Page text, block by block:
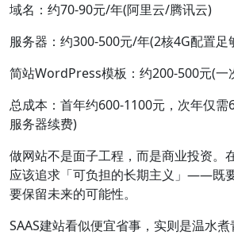
域名：约70-90元/年(阿里云/腾讯云)
服务器：约300-500元/年(2核4G配置足
简站WordPress模板：约200-500元(一
总成本：首年约600-1100元，次年仅需
服务器续费)
做网站不是面子工程，而是商业投资。
应该追求「可负担的长期主义」——既
要保留未来的可能性。
SAAS建站看似便宜省事，实则是温水